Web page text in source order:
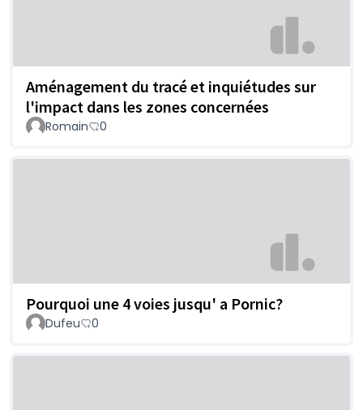
Aménagement du tracé et inquiétudes sur
l'impact dans les zones concernées
Romain 0
Pourquoi une 4 voies jusqu' a Pornic?
Dufeu 0